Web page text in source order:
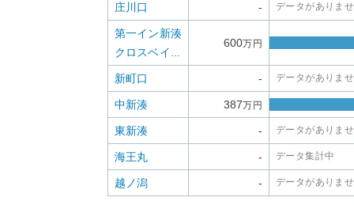
庄川口 - データがありま
第一イン新湊
クロスベイ...
600万円
新町口 - データがありま
中新湊 387万円
東新湊 - データがありま
海王丸 - データ集計中
越ノ潟 - データがありま